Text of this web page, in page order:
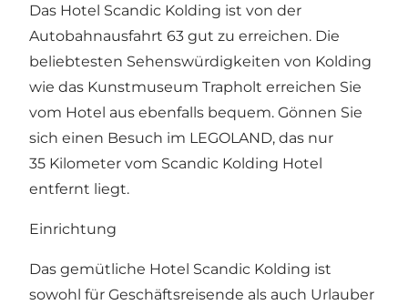
Das Hotel Scandic Kolding ist von der
Autobahnausfahrt 63 gut zu erreichen. Die
beliebtesten Sehenswürdigkeiten von Kolding
wie das Kunstmuseum Trapholt erreichen Sie
vom Hotel aus ebenfalls bequem. Gönnen Sie
sich einen Besuch im LEGOLAND, das nur
35 Kilometer vom Scandic Kolding Hotel
entfernt liegt.
Einrichtung
Das gemütliche Hotel Scandic Kolding ist
sowohl für Geschäftsreisende als auch Urlauber